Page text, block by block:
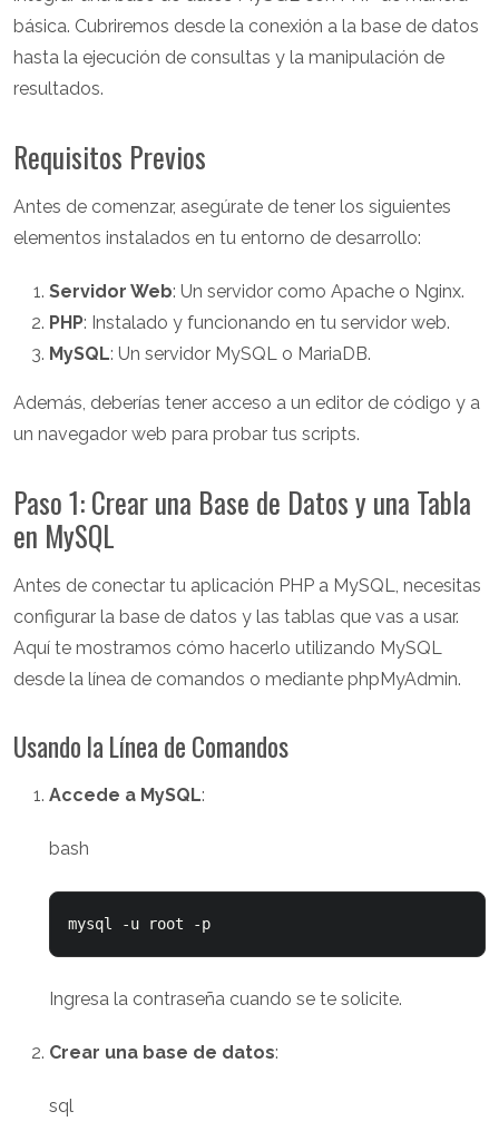
básica. Cubriremos desde la conexión a la base de datos
hasta la ejecución de consultas y la manipulación de
resultados.
Requisitos Previos
Antes de comenzar, asegúrate de tener los siguientes
elementos instalados en tu entorno de desarrollo:
Servidor Web: Un servidor como Apache o Nginx.
PHP: Instalado y funcionando en tu servidor web.
MySQL: Un servidor MySQL o MariaDB.
Además, deberías tener acceso a un editor de código y a
un navegador web para probar tus scripts.
Paso 1: Crear una Base de Datos y una Tabla
en MySQL
Antes de conectar tu aplicación PHP a MySQL, necesitas
configurar la base de datos y las tablas que vas a usar.
Aquí te mostramos cómo hacerlo utilizando MySQL
desde la línea de comandos o mediante phpMyAdmin.
Usando la Línea de Comandos
Accede a MySQL:
bash
Ingresa la contraseña cuando se te solicite.
Crear una base de datos:
sql